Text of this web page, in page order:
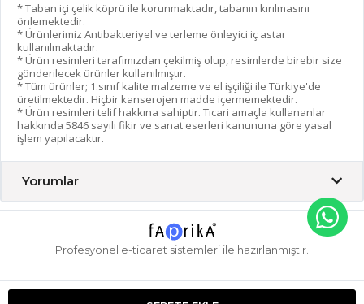
* Taban içi çelik köprü ile korunmaktadır, tabanın kırılmasını
önlemektedir.
* Ürünlerimiz Antibakteriyel ve terleme önleyici iç astar
kullanılmaktadır.
* Ürün resimleri tarafımızdan çekilmiş olup, resimlerde birebir size
gönderilecek ürünler kullanılmıştır.
* Tüm ürünler; 1.sınıf kalite malzeme ve el işçiliği ile Türkiye'de
üretilmektedir. Hiçbir kanserojen madde içermemektedir.
* Ürün resimleri telif hakkına sahiptir. Ticari amaçla kullananlar
hakkında 5846 sayılı fikir ve sanat eserleri kanununa göre yasal
işlem yapılacaktır.
Yorumlar
Profesyonel e-ticaret sistemleri ile hazırlanmıştır.